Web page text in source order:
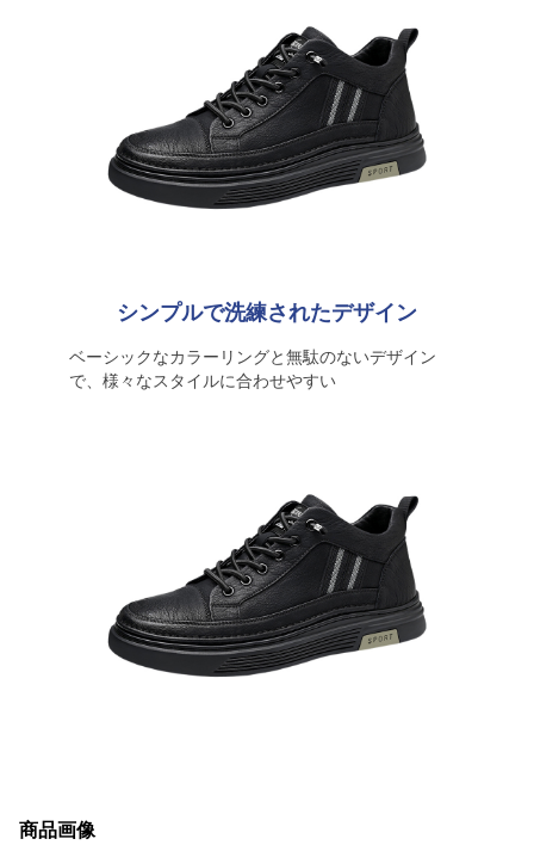
シンプルで洗練されたデザイン
ベーシックなカラーリングと無駄のないデザイン
で、様々なスタイルに合わせやすい
商品画像